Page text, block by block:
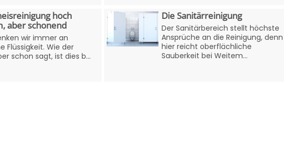
hoch
aber schonend
wir immer an
Flüssigkeit. Wie der
schon sagt, ist dies b...
Die Sanitärreinigung
Der Sanitärbereich stellt höchste
Ansprüche an die Reinigung, denn
hier reicht oberflächliche
Sauberkeit bei Weitem...